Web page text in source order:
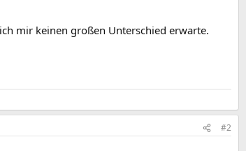
mir keinen großen Unterschied erwarte.
#2